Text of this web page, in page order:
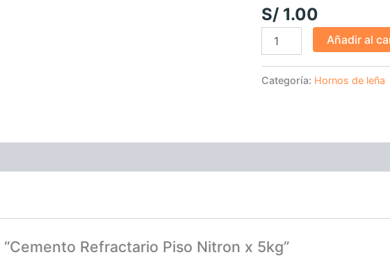
S/ 1.00
5kg
cantidad
Añadir al
Categoría: Hornos de leña
Refractario Piso Nitron x 5kg”